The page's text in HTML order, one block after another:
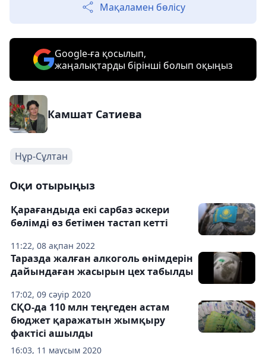
Мақаламен бөлісу
Google-ға қосылып,
жаңалықтарды бірінші болып оқыңыз
Камшат Сатиева
Нұр-Сұлтан
Оқи отырыңыз
11:22, 08 ақпан 2022
Қарағандыда екі сарбаз әскери
бөлімді өз бетімен тастап кетті
17:02, 09 сәуір 2020
Таразда жалған алкоголь өнімдерін
дайындаған жасырын цех табылды
16:03, 11 маусым 2020
СҚО-да 110 млн теңгеден астам
бюджет қаражатын жымқыру
фактісі ашылды